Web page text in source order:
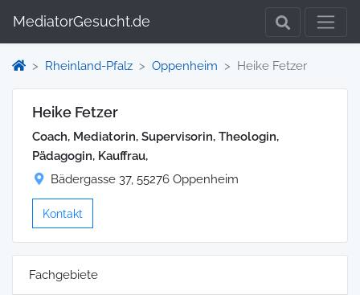
MediatorGesucht.de
Rheinland-Pfalz Oppenheim Heike Fetzer
Heike Fetzer
Coach, Mediatorin, Supervisorin, Theologin,
Pädagogin, Kauffrau,
Bädergasse 37, 55276 Oppenheim
Kontakt
Fachgebiete